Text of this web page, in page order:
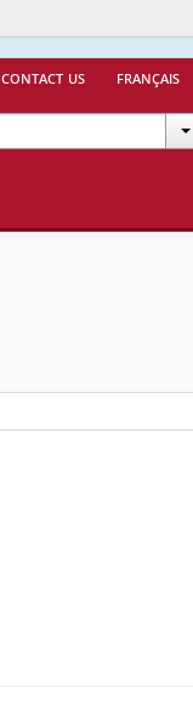
contact us français